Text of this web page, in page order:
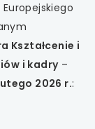
nowej karcie
nowej karcie
nowej karcie
nowej karcie
Kształcenie i
i kadry–
2026 r.: